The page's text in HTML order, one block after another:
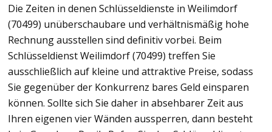
Die Zeiten in denen Schlüsseldienste in Weilimdorf
(70499) unüberschaubare und verhältnismäßig hohe
Rechnung ausstellen sind definitiv vorbei. Beim
Schlüsseldienst Weilimdorf (70499) treffen Sie
ausschließlich auf kleine und attraktive Preise, sodass
Sie gegenüber der Konkurrenz bares Geld einsparen
können. Sollte sich Sie daher in absehbarer Zeit aus
Ihren eigenen vier Wänden aussperren, dann besteht